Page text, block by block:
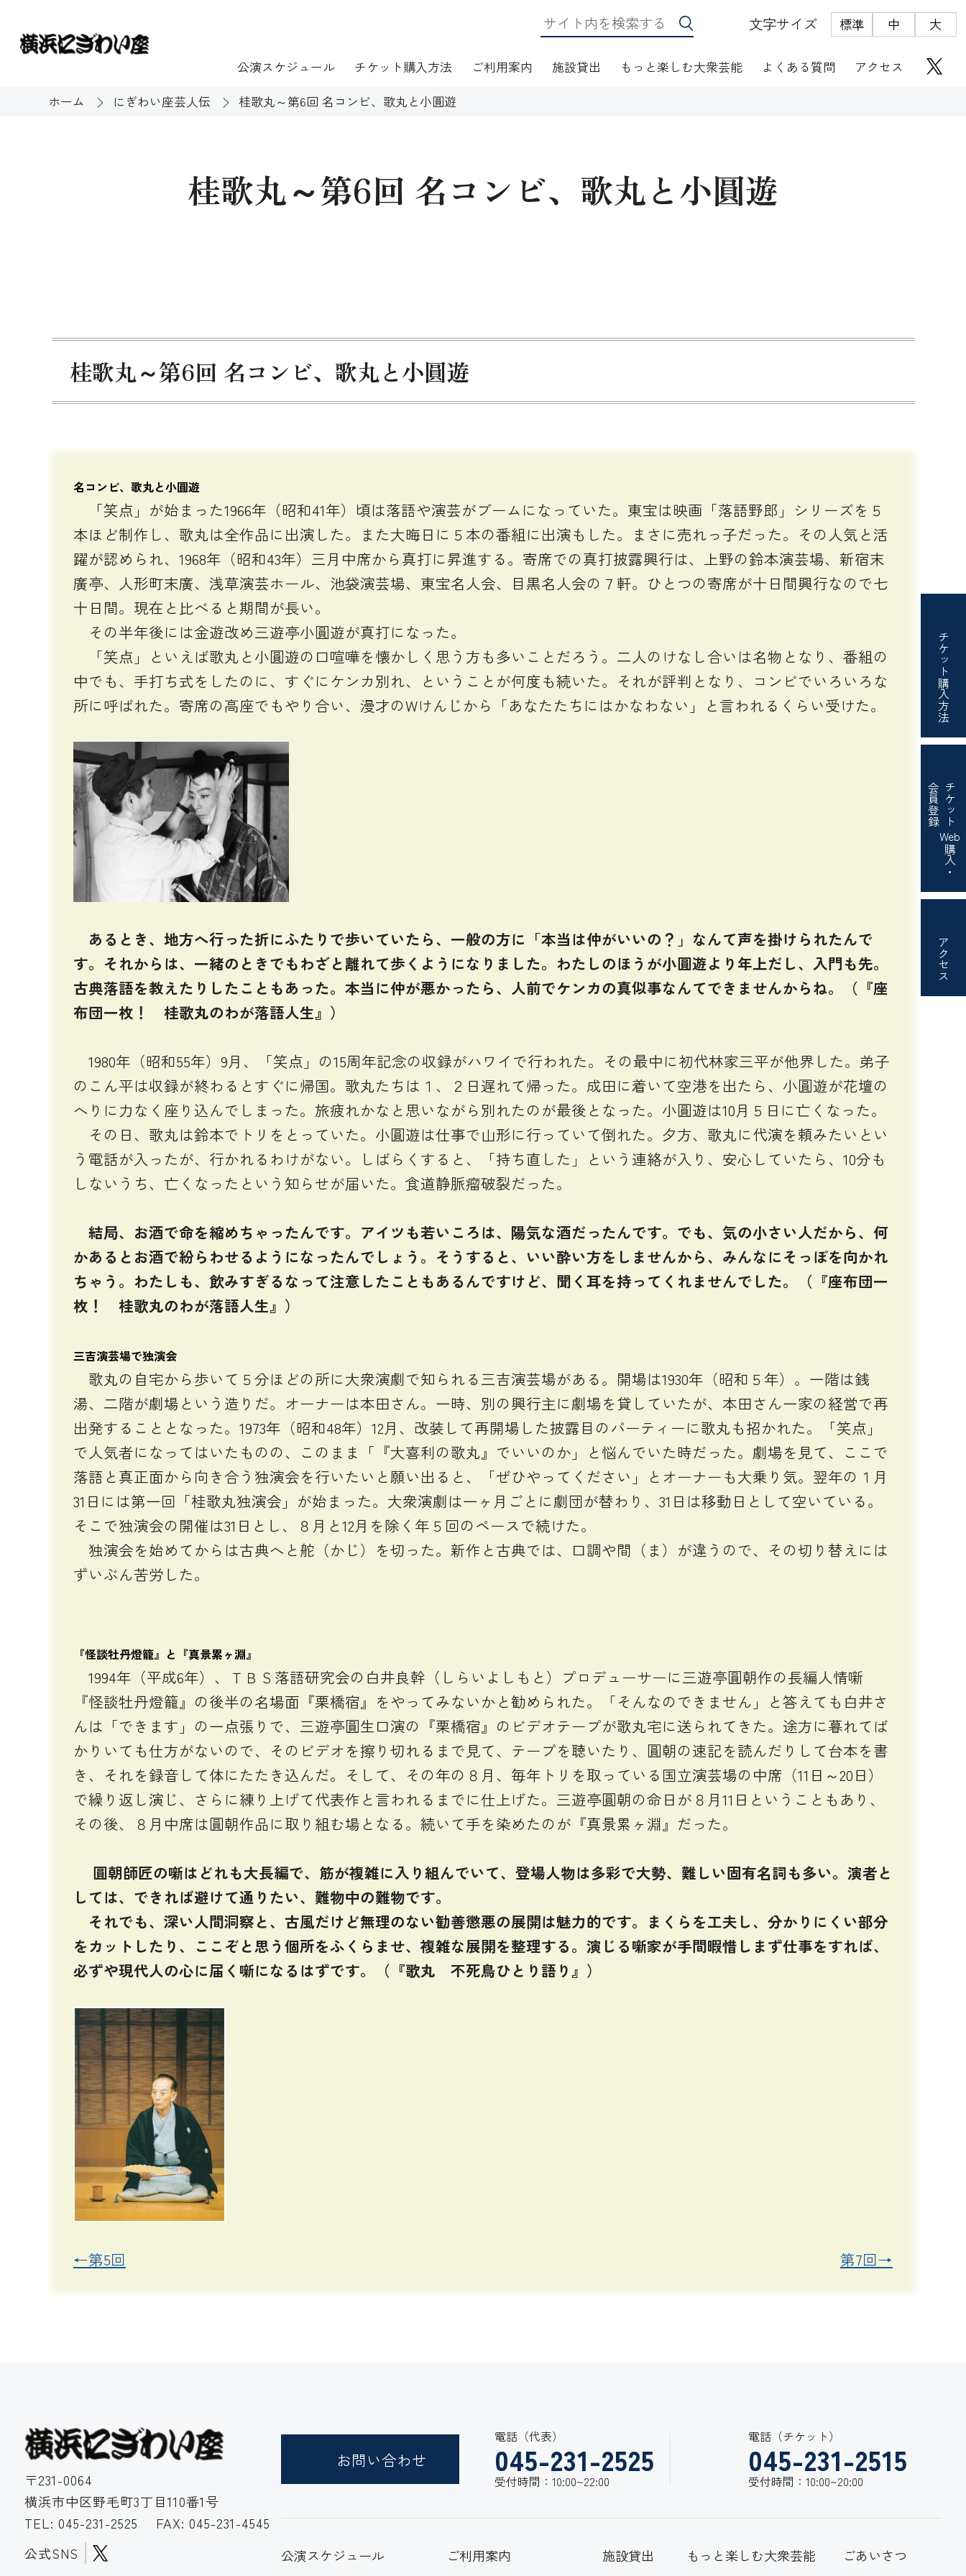
文字サイズ 標準 中 大
公演スケジュール チケット購入方法
団体のお客様へ
ご利用案内
開館時間・休館日・アクセス フロアマップ 座席表
施設貸出
利用料金 施設資料
もっと楽しむ大衆芸能
展示 ワークショップ にぎわい座芸人伝
よくある質問 アクセス
チケット
購入方法
チケット
Web
購入・
会員登録
アクセス
ホーム にぎわい座芸人伝 桂歌丸～第6回 名コンビ、歌丸と小圓遊
桂歌丸～第6回 名コンビ、歌丸と小圓遊
桂歌丸～第6回 名コンビ、歌丸と小圓遊
名コンビ、歌丸と小圓遊
「笑点」が始まった1966年（昭和41年）頃は落語や演芸がブームになっていた。東宝は映画「落語野郎」シリーズを５
本ほど制作し、歌丸は全作品に出演した。また大晦日に５本の番組に出演もした。まさに売れっ子だった。その人気と活
躍が認められ、1968年（昭和43年）三月中席から真打に昇進する。寄席での真打披露興行は、上野の鈴本演芸場、新宿末
廣亭、人形町末廣、浅草演芸ホール、池袋演芸場、東宝名人会、目黒名人会の７軒。ひとつの寄席が十日間興行なので七
十日間。現在と比べると期間が長い。
その半年後には金遊改め三遊亭小圓遊が真打になった。
「笑点」といえば歌丸と小圓遊の口喧嘩を懐かしく思う方も多いことだろう。二人のけなし合いは名物となり、番組の
中でも、手打ち式をしたのに、すぐにケンカ別れ、ということが何度も続いた。それが評判となり、コンビでいろいろな
所に呼ばれた。寄席の高座でもやり合い、漫才のWけんじから「あなたたちにはかなわない」と言われるくらい受けた。
あるとき、地方へ行った折にふたりで歩いていたら、一般の方に「本当は仲がいいの？」なんて声を掛けられたんで
す。それからは、一緒のときでもわざと離れて歩くようになりました。わたしのほうが小圓遊より年上だし、入門も先。
古典落語を教えたりしたこともあった。本当に仲が悪かったら、人前でケンカの真似事なんてできませんからね。（『座
布団一枚！ 桂歌丸のわが落語人生』）
1980年（昭和55年）9月、「笑点」の15周年記念の収録がハワイで行われた。その最中に初代林家三平が他界した。弟子
のこん平は収録が終わるとすぐに帰国。歌丸たちは１、２日遅れて帰った。成田に着いて空港を出たら、小圓遊が花壇の
へりに力なく座り込んでしまった。旅疲れかなと思いながら別れたのが最後となった。小圓遊は10月５日に亡くなった。
その日、歌丸は鈴本でトリをとっていた。小圓遊は仕事で山形に行っていて倒れた。夕方、歌丸に代演を頼みたいとい
う電話が入ったが、行かれるわけがない。しばらくすると、「持ち直した」という連絡が入り、安心していたら、10分も
しないうち、亡くなったという知らせが届いた。食道静脈瘤破裂だった。
結局、お酒で命を縮めちゃったんです。アイツも若いころは、陽気な酒だったんです。でも、気の小さい人だから、何
かあるとお酒で紛らわせるようになったんでしょう。そうすると、いい酔い方をしませんから、みんなにそっぽを向かれ
ちゃう。わたしも、飲みすぎるなって注意したこともあるんですけど、聞く耳を持ってくれませんでした。（『座布団一
枚！ 桂歌丸のわが落語人生』）
三吉演芸場で独演会
歌丸の自宅から歩いて５分ほどの所に大衆演劇で知られる三吉演芸場がある。開場は1930年（昭和５年）。一階は銭
湯、二階が劇場という造りだ。オーナーは本田さん。一時、別の興行主に劇場を貸していたが、本田さん一家の経営で再
出発することとなった。1973年（昭和48年）12月、改装して再開場した披露目のパーティーに歌丸も招かれた。「笑点」
で人気者になってはいたものの、このまま「『大喜利の歌丸』でいいのか」と悩んでいた時だった。劇場を見て、ここで
落語と真正面から向き合う独演会を行いたいと願い出ると、「ぜひやってください」とオーナーも大乗り気。翌年の１月
31日には第一回「桂歌丸独演会」が始まった。大衆演劇は一ヶ月ごとに劇団が替わり、31日は移動日として空いている。
そこで独演会の開催は31日とし、８月と12月を除く年５回のペースで続けた。
独演会を始めてからは古典へと舵（かじ）を切った。新作と古典では、口調や間（ま）が違うので、その切り替えには
ずいぶん苦労した。
『怪談牡丹燈籠』と『真景累ヶ淵』
1994年（平成6年）、ＴＢＳ落語研究会の白井良幹（しらいよしもと）プロデューサーに三遊亭圓朝作の長編人情噺
『怪談牡丹燈籠』の後半の名場面『栗橋宿』をやってみないかと勧められた。「そんなのできません」と答えても白井さ
んは「できます」の一点張りで、三遊亭圓生口演の『栗橋宿』のビデオテープが歌丸宅に送られてきた。途方に暮れてば
かりいても仕方がないので、そのビデオを擦り切れるまで見て、テープを聴いたり、圓朝の速記を読んだりして台本を書
き、それを録音して体にたたき込んだ。そして、その年の８月、毎年トリを取っている国立演芸場の中席（11日～20日）
で繰り返し演じ、さらに練り上げて代表作と言われるまでに仕上げた。三遊亭圓朝の命日が８月11日ということもあり、
その後、８月中席は圓朝作品に取り組む場となる。続いて手を染めたのが『真景累ヶ淵』だった。
圓朝師匠の噺はどれも大長編で、筋が複雑に入り組んでいて、登場人物は多彩で大勢、難しい固有名詞も多い。演者と
しては、できれば避けて通りたい、難物中の難物です。
それでも、深い人間洞察と、古風だけど無理のない勧善懲悪の展開は魅力的です。まくらを工夫し、分かりにくい部分
をカットしたり、ここぞと思う個所をふくらませ、複雑な展開を整理する。演じる噺家が手間暇惜しまず仕事をすれば、
必ずや現代人の心に届く噺になるはずです。（『歌丸 不死鳥ひとり語り』）
←第5回 第7回→
〒231-0064
横浜市中区野毛町3丁目110番1号
TEL: 045-231-2525
FAX: 045-231-4545
公式SNS
お問い合わせ
電話（代表）
045-231-2525
受付時間：10:00~22:00
電話（チケット）
045-231-2515
受付時間：10:00~20:00
公演スケジュール ご利用案内 施設貸出 もっと楽しむ大衆芸能 ごあいさつ